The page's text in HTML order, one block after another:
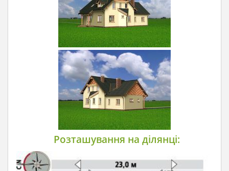
Розташування на ділянці: